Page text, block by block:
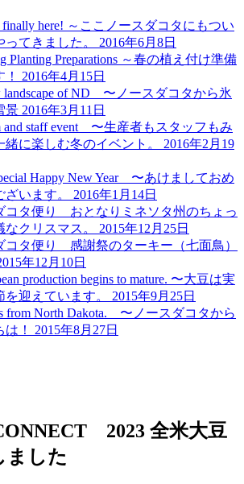
finally here! ～ここノースダコタにもつい
ってきました。
2016年6月8日
Planting Preparations ～春の植え付け準備
2016年4月15日
landscape of ND 〜ノースダコタから氷
景 2016年3月11日
and staff event 〜生産者もスタッフもみ
緒に楽しむ冬のイベント。
2016年2月19
Happy New Year 〜あけましておめ
います。
2016年1月14日
コタ便り おとなりミネソタ州のちょっ
なクリスマス。
2015年12月25日
コタ便り 感謝祭のターキー（七面鳥）
年12月10日
production begins to mature. 〜大豆は実
を迎えています。
2015年9月25日
from North Dakota. 〜ノースダコタから
！
2015年8月27日
2023 全米大豆
ました